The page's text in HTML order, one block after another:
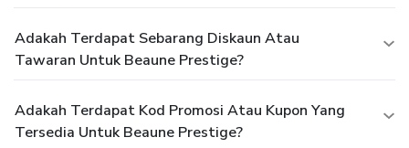
Adakah Terdapat Sebarang Diskaun Atau
Tawaran Untuk Beaune Prestige?
Adakah Terdapat Kod Promosi Atau Kupon Yang
Tersedia Untuk Beaune Prestige?